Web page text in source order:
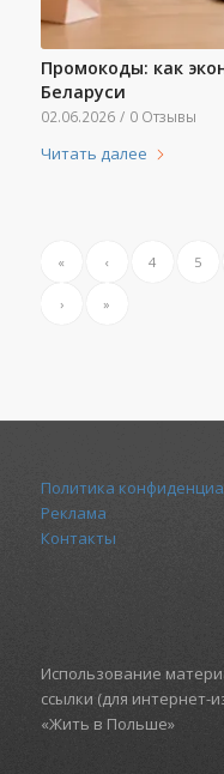
Промокоды: как
Беларуси
02.06.2026 / 0 Отзывы
Читать далее
« ‹ 4 5
› »
Политика
Реклама
Контакты
Использование
ссылки (для интернет-
«Жить в Польше»